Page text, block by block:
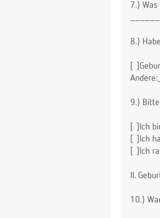
7.)
8.)
[
9.)
[ ]Ich
[ ]Ich
[ ]Ich
II.
10.)